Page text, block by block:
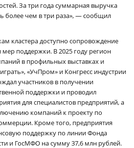
За три года суммарная выручка
более чем в три раза», — сообщил
кластера доступно сопровождение
мер поддержки. В 2025 году регион
в профильных выставках и
«УчПром» и Конгресс индустрии
участников в получении
поддержки и проводил
для специалистов предприятий, а
компаний к проекту по
Кроме того, предприятия
поддержку по линии Фонда
и ГосМФО на сумму 37,6 млн рублей.